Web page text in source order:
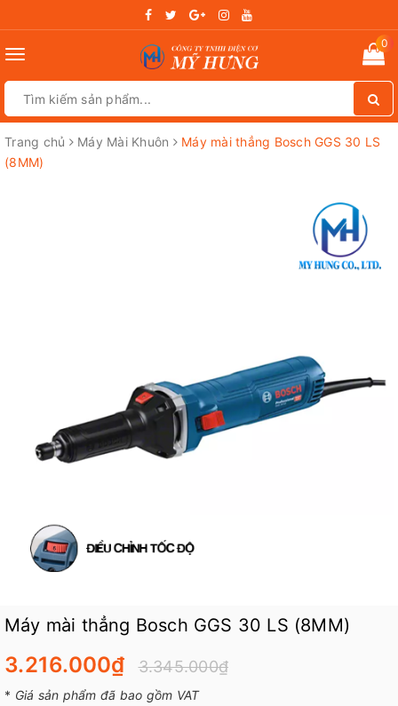
Toggle
0
Trang chủ Máy Mài Khuôn
Máy mài thẳng Bosch GGS 30 LS
(8MM)
Máy mài thẳng Bosch GGS 30 LS (8MM)
3.216.000₫ 3.345.000₫
* Giá sản phẩm đã bao gồm VAT